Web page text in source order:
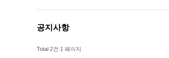
공지사항
Total 2건 1 페이지